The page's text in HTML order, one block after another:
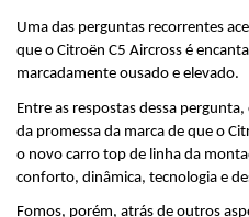
Uma das perguntas recorrentes
que o Citroën C5 Aircross é
marcadamente ousado e elevado.
Entre as respostas dessa
da promessa da marca de que o
o novo carro top de linha da
conforto, dinâmica, tecnologia e
Fomos, porém, atrás de outros